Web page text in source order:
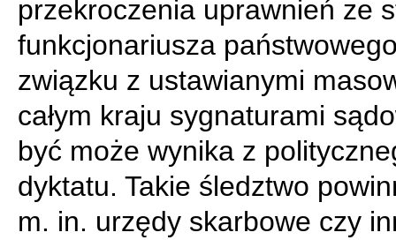
przekroczenia uprawnień ze
funkcjonariusza
związku z ustawianymi
całym kraju sygnaturami
być może wynika z
dyktatu. Takie śledztwo
m. in. urzędy skarbowe czy